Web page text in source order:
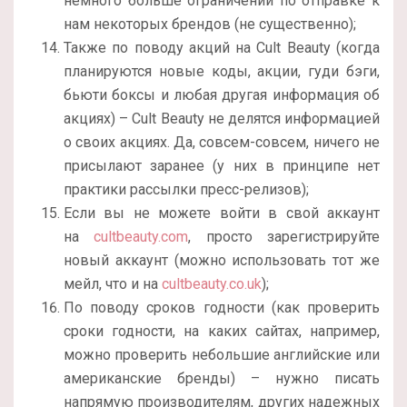
нам некоторых брендов (не существенно);
Также по поводу акций на Cult Beauty (когда
планируются новые коды, акции, гуди бэги,
бьюти боксы и любая другая информация об
акциях) – Cult Beauty не делятся информацией
о своих акциях. Да, совсем-совсем, ничего не
присылают заранее (у них в принципе нет
практики рассылки пресс-релизов);
Если вы не можете войти в свой аккаунт
наcultbeauty.com, просто зарегистрируйте
новый аккаунт (можно использовать тот же
мейл, что и на cultbeauty.co.uk);
По поводу сроков годности (как проверить
сроки годности, на каких сайтах, например,
можно проверить небольшие английские или
американские бренды) – нужно писать
напрямую производителям, других надежных